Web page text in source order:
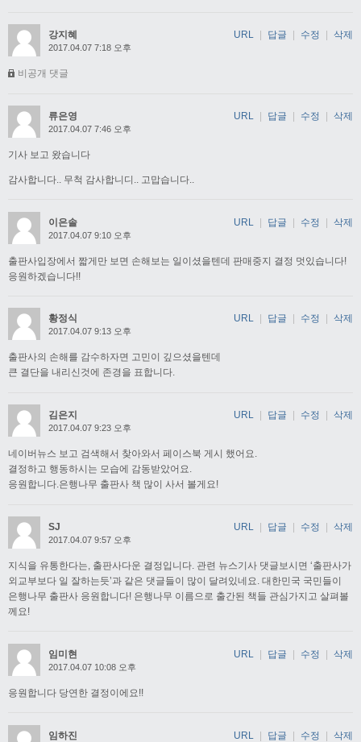
강지혜
2017.04.07 7:18 오후
비공개 댓글
URL 답글 수정 삭제
류은영
2017.04.07 7:46 오후
기사 보고 왔습니다
감사합니다.. 무척 감사합니디.. 고맙습니다..
URL 답글 수정 삭제
이은솔
2017.04.07 9:10 오후
출판사입장에서 짧게만 보면 손해보는 일이셨을텐데 판매중지 결정 멋있습니다!
응원하겠습니다!!
URL | 답글 | 수정 | 삭제
황정식
2017.04.07 9:13 오후
출판사의 손해를 감수하자면 고민이 깊으셨을텐데
큰 결단을 내리신것에 존경을 표합니다.
URL 답글 수정 삭제
김은지
2017.04.07 9:23 오후
네이버뉴스 보고 검색해서 찾아와서 페이스북 게시 했어요.
결정하고 행동하시는 모습에 감동받았어요.
응원합니다.은행나무 출판사 책 많이 사서 볼게요!
URL 답글 수정 삭제
SJ
2017.04.07 9:57 오후
지식을 유통한다는, 출판사다운 결정입니다. 관련 뉴스기사 댓글보시면 ‘출판사가
외교부보다 일 잘하는듯’과 같은 댓글들이 많이 달려있네요. 대한민국 국민들이
은행나무 출판사 응원합니다! 은행나무 이름으로 출간된 책들 관심가지고 살펴볼
께요!
URL 답글 수정 삭제
임미현
2017.04.07 10:08 오후
응원합니다 당연한 결정이에요!!
URL | 답글 | 수정 | 삭제
임하진 URL | 답글 | 수정 | 삭제